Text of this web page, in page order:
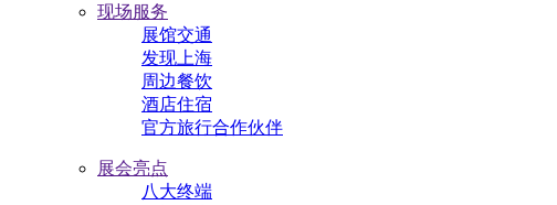
现场服务
展馆交通
发现上海
周边餐饮
酒店住宿
官方旅行合作伙伴
展会亮点
八大终端